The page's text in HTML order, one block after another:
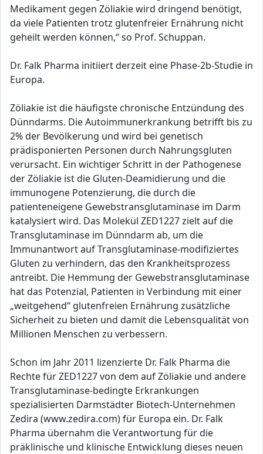
Medikament gegen Zöliakie wird dringend benötigt,
da viele Patienten trotz glutenfreier Ernährung nicht
geheilt werden können,“ so Prof. Schuppan.
Dr. Falk Pharma initiiert derzeit eine Phase-2b-Studie in
Europa.
Zöliakie ist die häufigste chronische Entzündung des
Dünndarms. Die Autoimmunerkrankung betrifft bis zu
2% der Bevölkerung und wird bei genetisch
prädisponierten Personen durch Nahrungsgluten
verursacht. Ein wichtiger Schritt in der Pathogenese
der Zöliakie ist die Gluten-Deamidierung und die
immunogene Potenzierung, die durch die
patienteneigene Gewebstransglutaminase im Darm
katalysiert wird. Das Molekül ZED1227 zielt auf die
Transglutaminase im Dünndarm ab, um die
Immunantwort auf Transglutaminase-modifiziertes
Gluten zu verhindern, das den Krankheitsprozess
antreibt. Die Hemmung der Gewebstransglutaminase
hat das Potenzial, Patienten in Verbindung mit einer
„weitgehend“ glutenfreien Ernährung zusätzliche
Sicherheit zu bieten und damit die Lebensqualität von
Millionen Menschen zu verbessern.
Schon im Jahr 2011 lizenzierte Dr. Falk Pharma die
Rechte für ZED1227 von dem auf Zöliakie und andere
Transglutaminase-bedingte Erkrankungen
spezialisierten Darmstädter Biotech-Unternehmen
Zedira (www.zedira.com) für Europa ein. Dr. Falk
Pharma übernahm die Verantwortung für die
präklinische und klinische Entwicklung dieses neuen